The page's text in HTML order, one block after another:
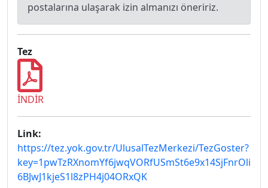
postalarına ulaşarak izin almanızı öneririz.
Tez
İNDİR
Link:
https://tez.yok.gov.tr/UlusalTezMerkezi/TezGoster?
key=1pwTzRXnomYf6jwqVORfUSmSt6e9x14SjFnrOli
6BJwJ1kjeS1l8zPH4j04ORxQK